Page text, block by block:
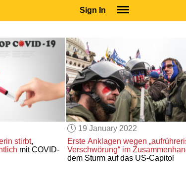
Sign In
GIFT
OTHER
ABOUT US
ALEXA
ADJUST
stirbt,
mit COVID-
19 January 2022
Erste Anklagen wegen
Verschwörung“ im
dem Sturm auf das US-Capitol